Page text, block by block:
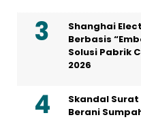
Shanghai
Berbasis
Solusi Pabrik
2026
Skandal
Berani